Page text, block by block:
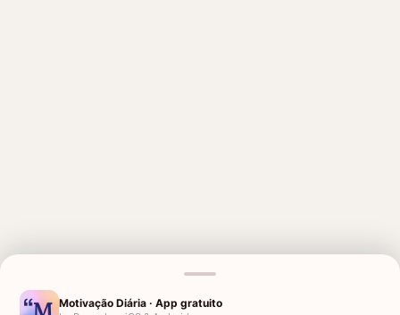
MENSAGENS RELACIONADAS
AMIGA QUE PERDEU A MÃE
Motivação Diária · App gratuito